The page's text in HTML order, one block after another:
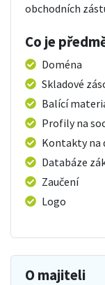
obchodních
Co je
Doména
Skladové
Balící
Profily na
Kontakty na
Databáze
Zaučení
Logo
O majiteli